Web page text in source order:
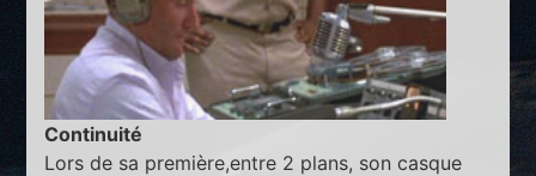
Continuité
Lors de sa première,entre 2 plans, son casque